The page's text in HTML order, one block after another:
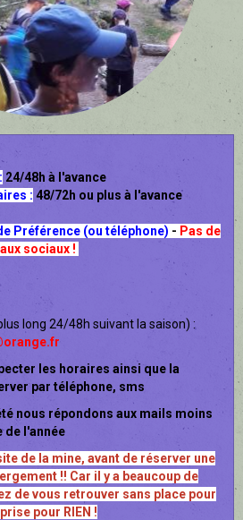
24/48h à l'avance
: 48/72h ou plus à l'avance
Préférence (ou téléphone) - Pas de
sociaux !
long 24/48h suivant la saison) :
les horaires ainsi que la
par téléphone, sms
nous répondons aux mails moins
de l'année
de la mine, avant de réserver une
!! Car il y a beaucoup de
de vous retrouver sans place pour
pour RIEN !